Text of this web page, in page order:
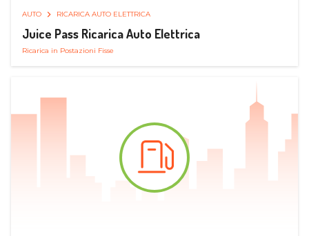
AUTO RICARICA AUTO ELETTRICA
Juice Pass Ricarica Auto Elettrica
Ricarica in Postazioni Fisse